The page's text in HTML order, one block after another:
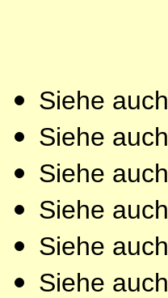
Siehe auch
Siehe auch
Siehe auch
Siehe auch
Siehe auch
Siehe auch